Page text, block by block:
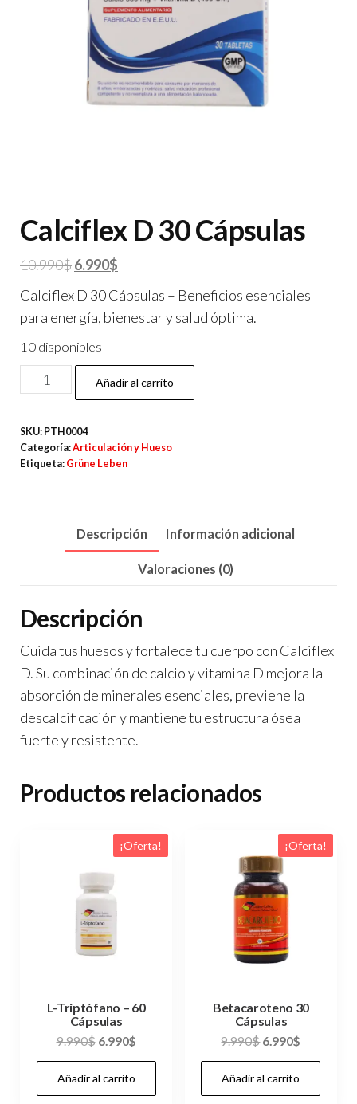
Calciflex D 30 Cápsulas
10.990$El
precio
original
era:
10.990$.
6.990$
precio
actual
Calciflex D 30 Cápsulas – Beneficios esenciales
para energía, bienestar y salud óptima.
10 disponibles
Calciflex
D
Cápsulas
cantidad
Añadir al carrito
SKU: PTH0004
Categoría:Articulación y Hueso
Etiqueta: Grüne Leben
Descripción Información adicional
Valoraciones (0)
Descripción
Cuida tus huesos y fortalece tu cuerpo con Calciflex
D. Su combinación de calcio y vitamina D mejora la
absorción de minerales esenciales, previene la
descalcificación y mantiene tu estructura ósea
fuerte y resistente.
Productos relacionados
¡Oferta!
L-Triptófano – 60
Cápsulas
9.990$ El
precio
original
era:
6.990$El
precio
es:
Añadir al carrito
¡Oferta!
Betacaroteno 30
Cápsulas
9.990$El
precio
original
era:
6.990$
precio
es:
Añadir al carrito